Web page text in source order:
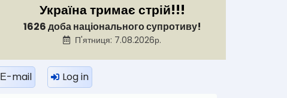
Україна тримає стрій!!!
1626 доба національного супротиву!
П'ятниця: 7.08.2026р.
Е-mail Log in